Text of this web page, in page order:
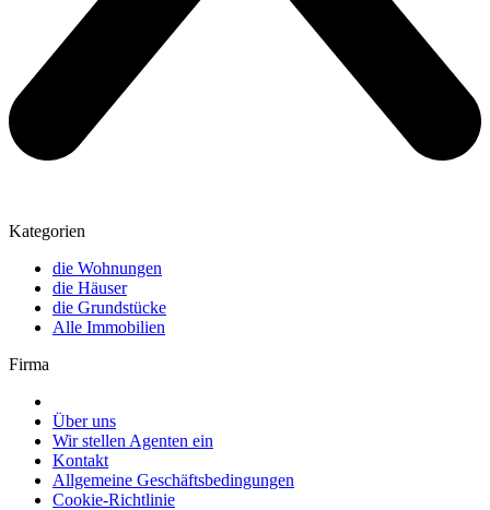
Kategorien
die Wohnungen
die Häuser
die Grundstücke
Alle Immobilien
Firma
Über uns
Wir stellen Agenten ein
Kontakt
Allgemeine Geschäftsbedingungen
Cookie-Richtlinie